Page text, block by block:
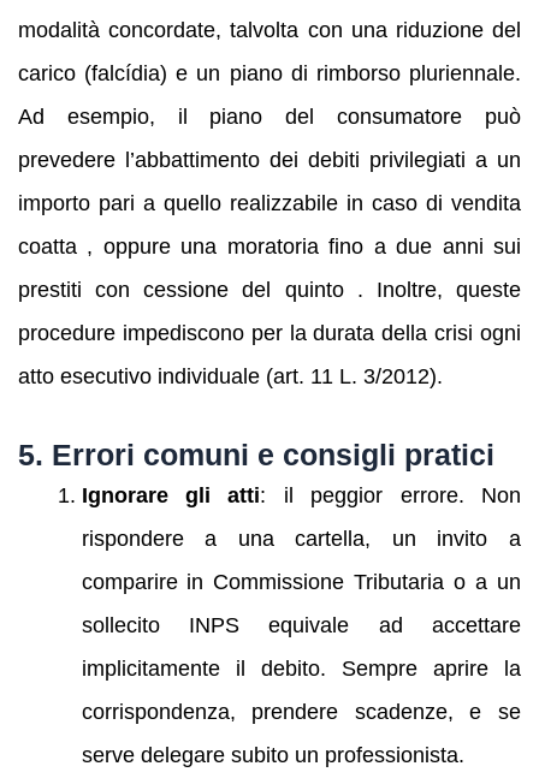
modalità concordate, talvolta con una riduzione del
carico (falcídia) e un piano di rimborso pluriennale.
Ad esempio, il piano del consumatore può
prevedere l’abbattimento dei debiti privilegiati a un
importo pari a quello realizzabile in caso di vendita
coatta , oppure una moratoria fino a due anni sui
prestiti con cessione del quinto . Inoltre, queste
procedure impediscono per la durata della crisi ogni
atto esecutivo individuale (art. 11 L. 3/2012).
5. Errori comuni e consigli pratici
Ignorare gli atti: il peggior errore. Non
rispondere a una cartella, un invito a
comparire in Commissione Tributaria o a un
sollecito INPS equivale ad accettare
implicitamente il debito. Sempre aprire la
corrispondenza, prendere scadenze, e se
serve delegare subito un professionista.